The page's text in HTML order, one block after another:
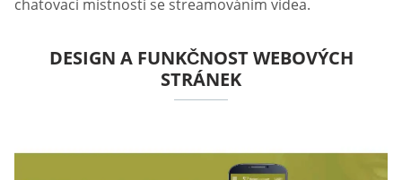
chatovací místnosti se streamováním videa.
DESIGN A FUNKČNOST WEBOVÝCH
STRÁNEK